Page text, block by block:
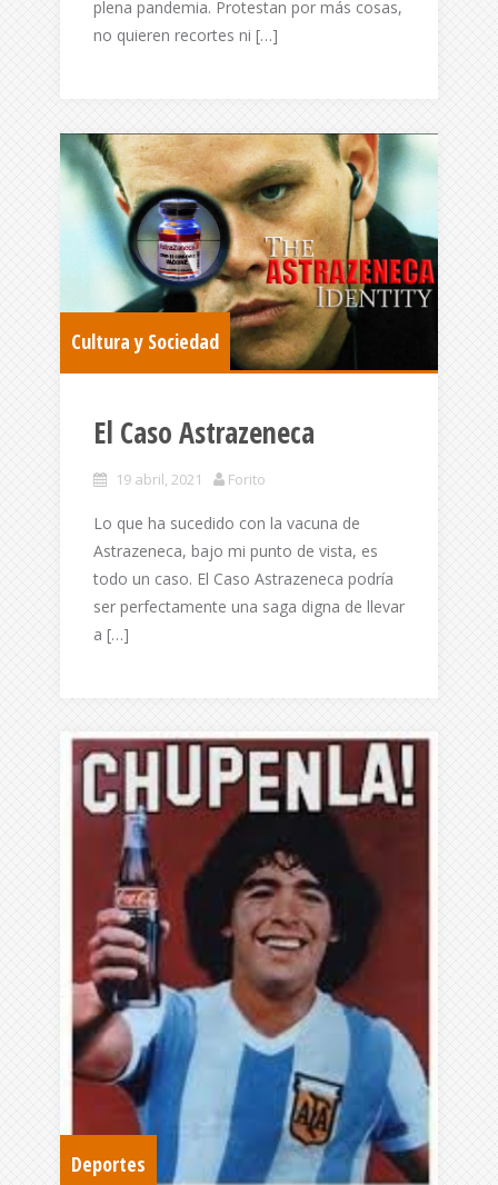
plena pandemia. Protestan por más cosas,
no quieren recortes ni […]
Cultura y Sociedad
El Caso Astrazeneca
19 abril, 2021 Forito
Lo que ha sucedido con la vacuna de
Astrazeneca, bajo mi punto de vista, es
todo un caso. El Caso Astrazeneca podría
ser perfectamente una saga digna de llevar
a […]
Deportes